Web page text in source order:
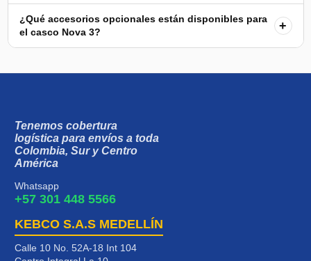
¿Qué accesorios opcionales están disponibles para
el casco Nova 3?
+
Tenemos cobertura
logística para envíos a toda
Colombia, Sur y Centro
América
Whatsapp
+57 301 448 5566
KEBCO S.A.S MEDELLÍN
Calle 10 No. 52A-18 Int 104